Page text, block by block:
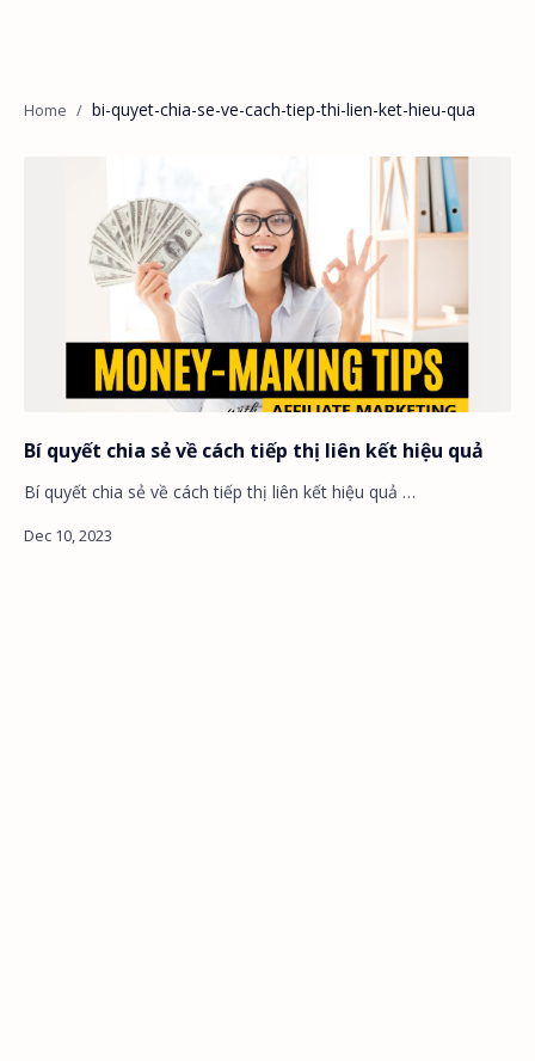
bi-quyet-chia-se-ve-cach-tiep-thi-lien-ket-hieu-qua
Bí quyết chia sẻ về cách tiếp thị liên kết hiệu quả
Bí quyết chia sẻ về cách tiếp thị liên kết hiệu quả …